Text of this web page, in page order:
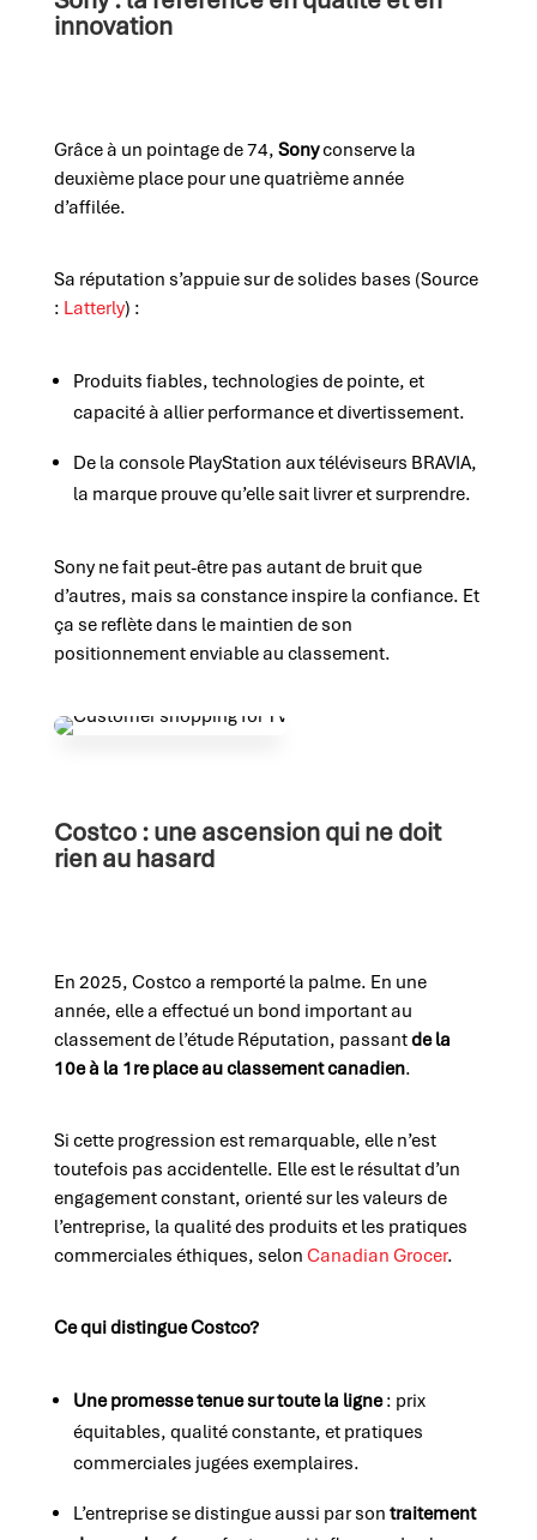
innovation
Grâce à un pointage de 74, Sonyconserve la
deuxième place pour une quatrième année
d’affilée.
Sa réputation s’appuie sur de solides bases (Source
: Latterly) :
Produits fiables, technologies de pointe, et
capacité à allier performance et divertissement.
De la console PlayStation aux téléviseurs BRAVIA,
la marque prouve qu’elle sait livrer et surprendre.
Sony ne fait peut-être pas autant de bruit que
d’autres, mais sa constance inspire la confiance. Et
ça se reflète dans le maintien de son
positionnement enviable au classement.
Costco : une ascension qui ne doit
rien au hasard
En 2025, Costco a remporté la palme. En une
année, elle a effectué un bond important au
classement de l’étude Réputation, passantde la
10e à la 1re placeau classement canadien.
Si cette progression est remarquable, elle n’est
toutefois pas accidentelle. Elle est le résultat d’un
engagement constant, orienté sur les valeurs de
l’entreprise, la qualité des produits et les pratiques
commerciales éthiques, selon Canadian Grocer.
Ce qui distingue Costco?
Une promesse tenue sur toute la ligne: prix
équitables, qualité constante, et pratiques
commerciales jugées exemplaires.
L’entreprise se distingue aussi par son traitement